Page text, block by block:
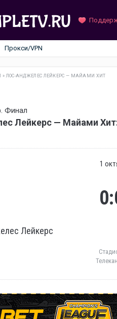
Прокси/VPN
» ЛОС-АНДЖЕЛЕС ЛЕЙКЕРС — МАЙАМИ ХИТ
Финал
Лейкерс — Майами
Лейкерс
1